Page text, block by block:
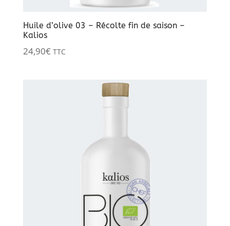
Huile d’olive 03 – Récolte fin de saison –
Kalios
24,90€ TTC